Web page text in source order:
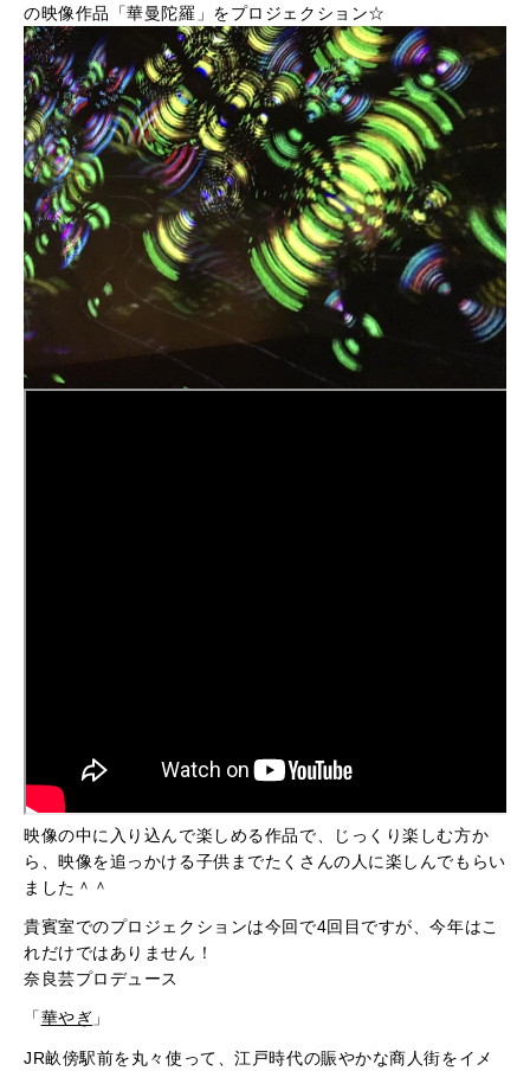
の映像作品「華曼陀羅」をプロジェクション☆
映像の中に入り込んで楽しめる作品で、じっくり楽しむ方か
ら、映像を追っかける子供までたくさんの人に楽しんでもらい
ました＾＾
貴賓室でのプロジェクションは今回で4回目ですが、今年はこ
れだけではありません！
奈良芸プロデュース
「華やぎ 」
JR畝傍駅前を丸々使って、江戸時代の賑やかな商人街をイメ